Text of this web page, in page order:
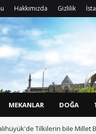
Hakkımızda Gizlilik
MEKANLAR DOĞA
Tilkilerin bile Millet